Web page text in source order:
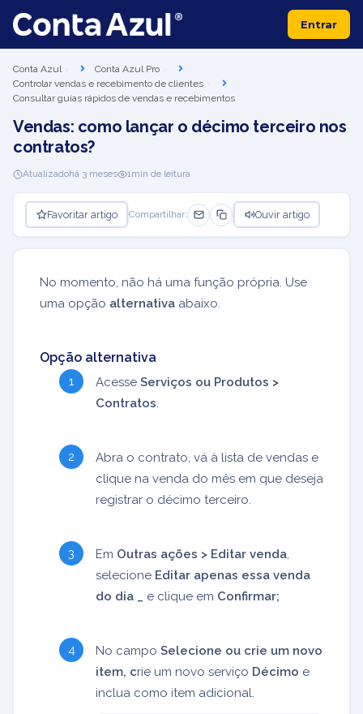
Entrar
Conta Azul
Conta Azul Pro
Controlar vendas e recebimento de clientes
Consultar guias rápidos de vendas e recebimentos
Vendas: como lançar o décimo terceiro nos
contratos?
Atualizadohá 3 meses 1min de leitura
Favoritar artigo Compartilhar: Ouvir artigo
No momento, não há uma função própria. Use
uma opção alternativa abaixo.
Opção alternativa
Acesse Serviços ou Produtos >
Contratos.
Abra o contrato, vá à lista de vendas e
clique na venda do mês em que deseja
registrar o décimo terceiro.
Em Outras ações > Editar venda,
selecione Editar apenas essa venda
do dia _ e clique em Confirmar;
No campo Selecione ou crie um novo
item, crie um novo serviço Décimo e
inclua como item adicional.